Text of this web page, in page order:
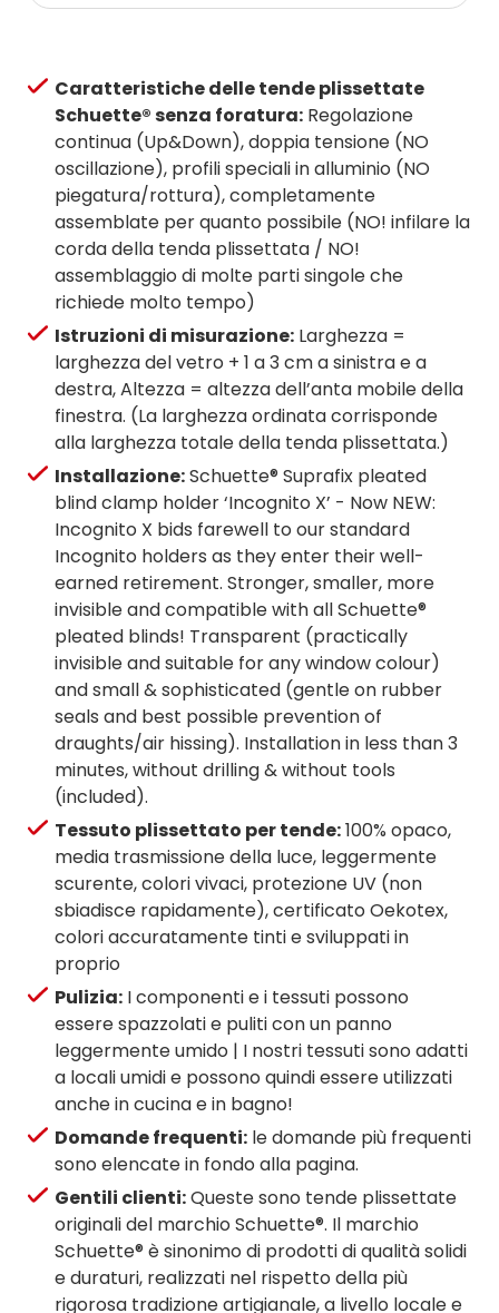
Caratteristiche delle tende plissettate
Schuette® senza foratura: Regolazione
continua (Up&Down), doppia tensione (NO
oscillazione), profili speciali in alluminio (NO
piegatura/rottura), completamente
assemblate per quanto possibile (NO! infilare la
corda della tenda plissettata / NO!
assemblaggio di molte parti singole che
richiede molto tempo)
Istruzioni di misurazione: Larghezza =
larghezza del vetro + 1 a 3 cm a sinistra e a
destra, Altezza = altezza dell’anta mobile della
finestra. (La larghezza ordinata corrisponde
alla larghezza totale della tenda plissettata.)
Installazione:Schuette® Suprafix pleated
blind clamp holder ‘Incognito X’ - Now NEW:
Incognito X bids farewell to our standard
Incognito holders as they enter their well-
earned retirement. Stronger, smaller, more
invisible and compatible with all Schuette®
pleated blinds! Transparent (practically
invisible and suitable for any window colour)
and small & sophisticated (gentle on rubber
seals and best possible prevention of
draughts/air hissing). Installation in less than 3
minutes, without drilling & without tools
(included).
Tessuto plissettato per tende:100% opaco,
media trasmissione della luce, leggermente
scurente, colori vivaci, protezione UV (non
sbiadisce rapidamente), certificato Oekotex,
colori accuratamente tinti e sviluppati in
proprio
Pulizia: I componenti e i tessuti possono
essere spazzolati e puliti con un panno
leggermente umido | I nostri tessuti sono adatti
a locali umidi e possono quindi essere utilizzati
anche in cucina e in bagno!
Domande frequenti: le domande più frequenti
sono elencate in fondo alla pagina.
Gentili clienti:Queste sono tende plissettate
originali del marchio Schuette®. Il marchio
Schuette® è sinonimo di prodotti di qualità solidi
e duraturi, realizzati nel rispetto della più
rigorosa tradizione artigianale, a livello locale e